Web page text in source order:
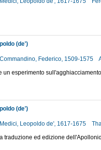
(de')
Commandino, Federico, 1509-1575
un esperimento
(de')
Medici, Leopoldo de', 1617-1675
traduzione ed edizione